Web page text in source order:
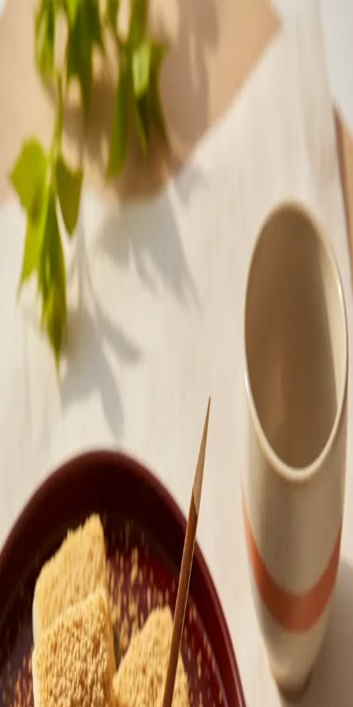
맛Cal 3월 29일 일요일
2026년 3월 29일 일요일
인절미
Injeolmi
콩고물 묻은 인절미는 한 개만 먹겠다는 다짐을 무력화시키는
마성의 떡. 쫄깃한 식감에 고소한 콩가루가 입안에서 합체하면
멈출 수가 없음. 손에 묻는 건 감수.
인절미 맛있다고 계속 먹다가 갑자기 목에 걸리는 순간, 물
급하게 찾는 그 긴박한 상황 다들 한 번쯤 겪어봤을 거다. 떡은
항상 음료와 함께라는 교훈을 주는 음식.
에피소드
#인절미 #콩고물 #쫄깃한떡